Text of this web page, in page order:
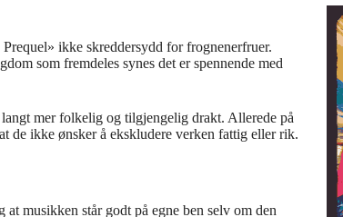
ikke skreddersydd for frognenerfruer.
som fremdeles synes det er spennende med
mer folkelig og tilgjengelig drakt. Allerede på
de ikke ønsker å ekskludere verken fattig eller rik.
musikken står godt på egne ben selv om den